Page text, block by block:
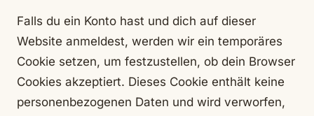
Falls du ein Konto hast und dich auf dieser
Website anmeldest, werden wir ein temporäres
Cookie setzen, um festzustellen, ob dein Browser
Cookies akzeptiert. Dieses Cookie enthält keine
personenbezogenen Daten und wird verworfen,